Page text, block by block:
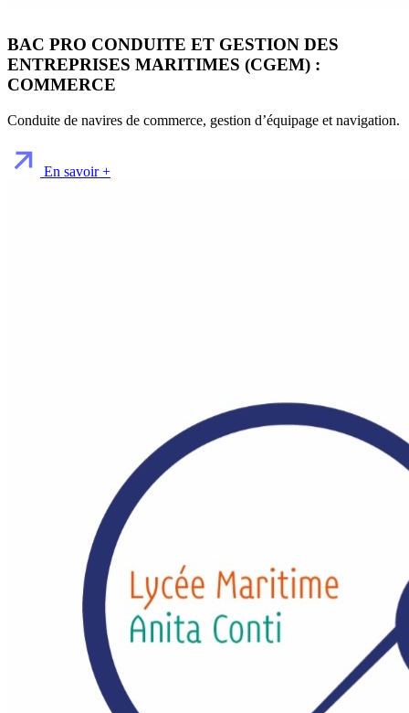
BAC PRO CONDUITE ET GESTION DES
ENTREPRISES MARITIMES (CGEM) :
COMMERCE
Conduite de navires de commerce, gestion d’équipage et navigation.
En savoir +